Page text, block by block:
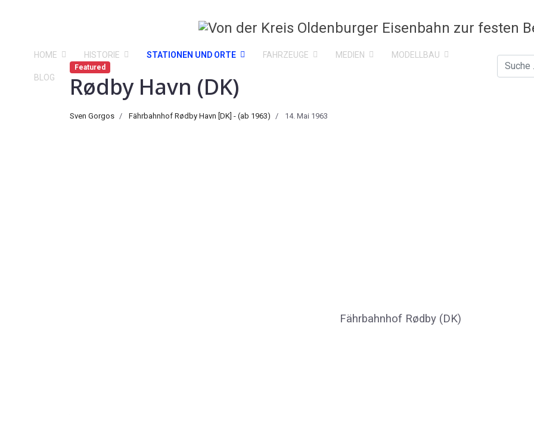
HOME HISTORIE STATIONEN UND ORTE FAHRZEUGE MEDIEN MODELLBAU
BLOG
Suchen
Featured
Rødby Havn (DK)
Sven Gorgos Fährbahnhof Rødby Havn [DK] - (ab 1963) 14. Mai 1963
Fährbahnhof Rødby (DK)